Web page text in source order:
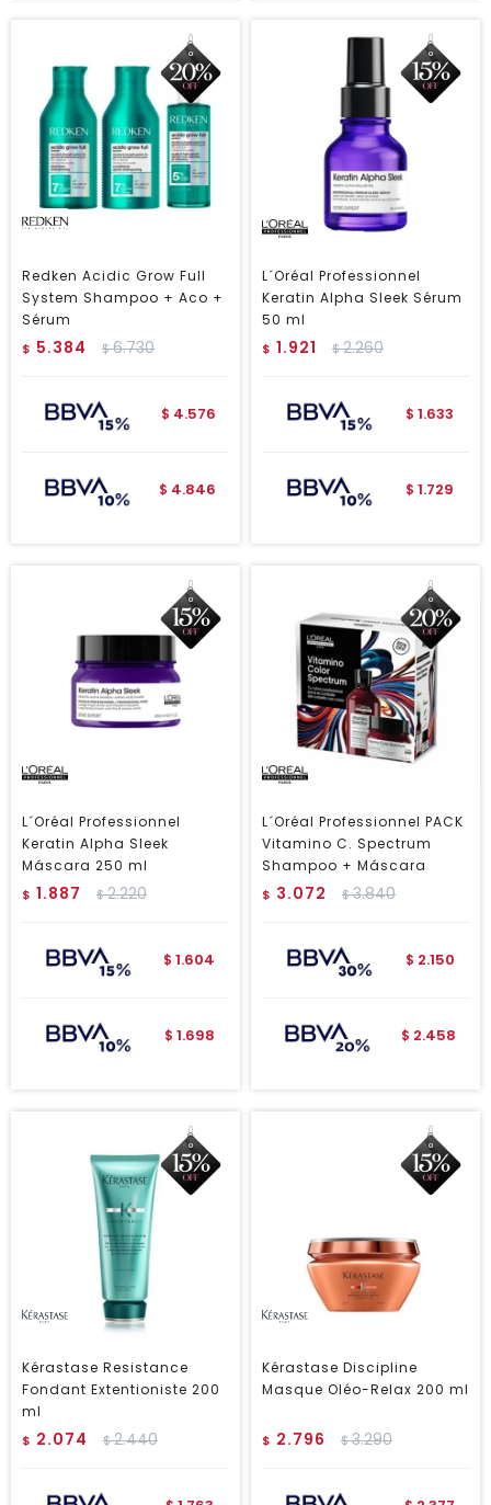
Redken Acidic Grow Full
System Shampoo + Aco +
Sérum
$ 5.384 $6.730
$ 4.576
$ 4.846
L´Oréal Professionnel
Keratin Alpha Sleek Sérum
50 ml
$ 1.921 $2.260
$ 1.633
$ 1.729
L´Oréal Professionnel
Keratin Alpha Sleek
Máscara 250 ml
$ 1.887 $2.220
$ 1.604
$ 1.698
L´Oréal Professionnel PACK
Vitamino C. Spectrum
Shampoo + Máscara
$ 3.072 $3.840
$ 2.150
$ 2.458
Kérastase Resistance
Fondant Extentioniste 200
ml
$ 2.074 $2.440
Kérastase Discipline
Masque Oléo-Relax 200 ml
$ 2.796 $3.290